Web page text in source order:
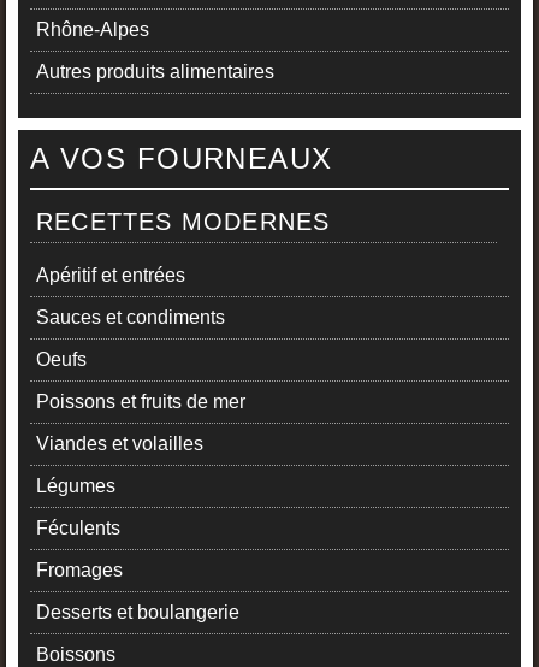
Rhône-Alpes
Autres produits alimentaires
A VOS FOURNEAUX
RECETTES MODERNES
Apéritif et entrées
Sauces et condiments
Oeufs
Poissons et fruits de mer
Viandes et volailles
Légumes
Féculents
Fromages
Desserts et boulangerie
Boissons